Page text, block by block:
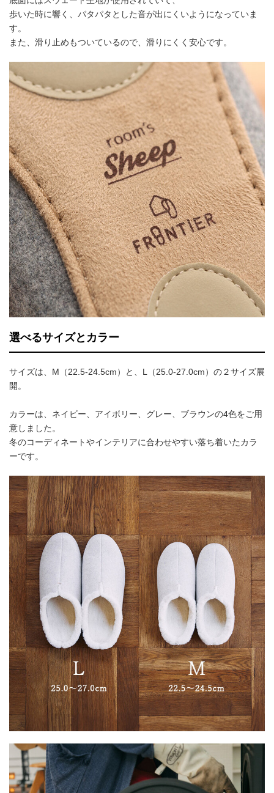
歩いた時に響く、パタパタとした音が出にくいようになっていま
す。
また、滑り止めもついているので、滑りにくく安心です。
選べるサイズとカラー
サイズは、M（22.5-24.5cm）と、L（25.0-27.0cm）の２サイズ展
開。
カラーは、ネイビー、アイボリー、グレー、ブラウンの4色をご用
意しました。
冬のコーディネートやインテリアに合わせやすい落ち着いたカラ
ーです。